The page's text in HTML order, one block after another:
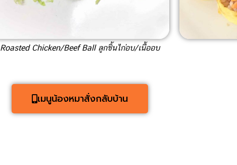
Roasted Chicken/Beef Ball ลูกชิ้นไก่อบ/เนื้ออบ
เมนูน้องหมาสั่งกลับบ้าน